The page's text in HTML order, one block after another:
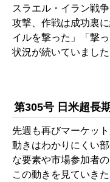
スラエル・イラン戦
攻撃、作戦は成功裏
イルを撃った」「撃
状況が続いていまし
第305号 日米超長
先週も再びマーケッ
動きはわかりにくい
な要素や市場参加者
この動きを見ていき